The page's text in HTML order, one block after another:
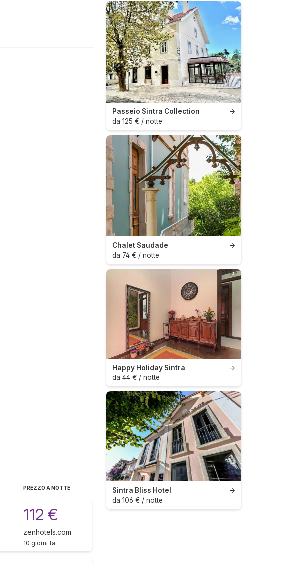
PREZZO A NOTTE
112 €
zenhotels.com
10 giorni fa
→
Passeio Sintra Collection
da 125 € / notte
→
Chalet Saudade
da 74 € / notte
→
Happy Holiday Sintra
da 44 € / notte
→
Sintra Bliss Hotel
da 106 € / notte